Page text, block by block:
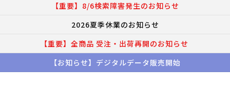
【重要】8/6検索障害発生のお知らせ
2026夏季休業のお知らせ
【重要】全商品 受注・出荷再開のお知らせ
【お知らせ】デジタルデータ販売開始